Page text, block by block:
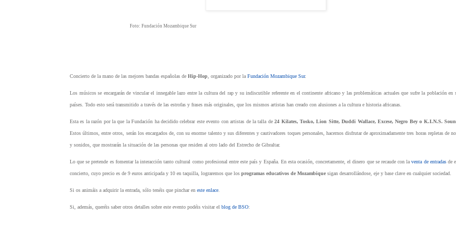
Foto: Fundación Mozambique Sur
Concierto de la mano de las mejores bandas españolas de Hip-Hop , organizado por la Fundación Mozambique Sur.
Los músicos se encargarán de vincular el innegable lazo entre la cultura del rap y su indiscutible referente en el continente africano y las problemáticas actuales que sufre la población en
países. Todo esto será transmitido a través de las estrofas y frases más originales, que los mismos artistas han creado con alusiones a la cultura e historia africanas.
Esta es la razón por la que la Fundación ha decidido celebrar este evento con artistas de la talla de24 Kilates, Tosko, Lion Sitte, Duddi Wallace, Excese, Negro Bey o K.I.N.S.
Estos últimos, entre otros, serán los encargados de, con su enorme talento y sus diferentes y cautivadores toques personales, hacernos disfrutar de aproximadamente tres horas repletas de
y sonidos, que mostrarán la situación de las personas que residen al otro lado del Estrecho de Gibraltar.
Lo que se pretende es fomentar la interacción tanto cultural como profesional entre este país y España. En esta ocasión, concretamente, el dinero que se recaude con laventa de entradasde
concierto, cuyo precio es de 9 euros anticipada y 10 en taquilla, lograremos que los programas educativos de Mozambique sigan desarrollándose, eje y base clave en cualquier sociedad.
Si os animáis a adquirir la entrada, sólo tenéis que pinchar en este enlace
Si, además, queréis saber otros detalles sobre este evento podéis visitar el blog de BSO: